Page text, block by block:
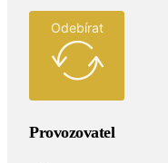
Odebírat
Provozovatel